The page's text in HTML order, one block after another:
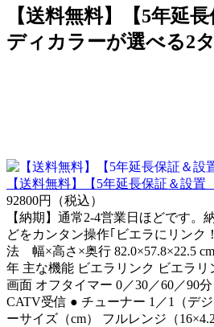
【送料無料】【5年
ディカラーが選べる2
【送料無料】【5年延長保証＆設
92800円（税込）
【納期】通常2-4営業日ほどです
どをカンタン操作｢ビエラにリンク
法 幅×高さ×奥行 82.0×57.8×22.5
年 主な機能 ビエラリンク ビエラ
画面 オフタイマー 0／30／60／90
CATV受信 ● チューナー 1／1（デ
ーサイズ（cm） フルレンジ（